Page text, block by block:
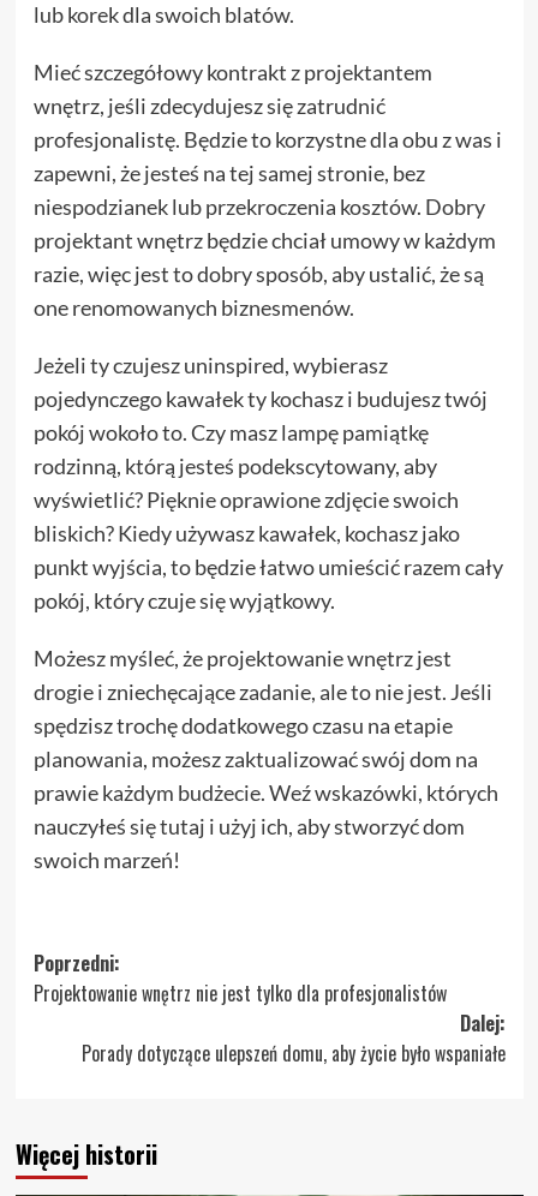
lub korek dla swoich blatów.
Mieć szczegółowy kontrakt z projektantem
wnętrz, jeśli zdecydujesz się zatrudnić
profesjonalistę. Będzie to korzystne dla obu z was i
zapewni, że jesteś na tej samej stronie, bez
niespodzianek lub przekroczenia kosztów. Dobry
projektant wnętrz będzie chciał umowy w każdym
razie, więc jest to dobry sposób, aby ustalić, że są
one renomowanych biznesmenów.
Jeżeli ty czujesz uninspired, wybierasz
pojedynczego kawałek ty kochasz i budujesz twój
pokój wokoło to. Czy masz lampę pamiątkę
rodzinną, którą jesteś podekscytowany, aby
wyświetlić? Pięknie oprawione zdjęcie swoich
bliskich? Kiedy używasz kawałek, kochasz jako
punkt wyjścia, to będzie łatwo umieścić razem cały
pokój, który czuje się wyjątkowy.
Możesz myśleć, że projektowanie wnętrz jest
drogie i zniechęcające zadanie, ale to nie jest. Jeśli
spędzisz trochę dodatkowego czasu na etapie
planowania, możesz zaktualizować swój dom na
prawie każdym budżecie. Weź wskazówki, których
nauczyłeś się tutaj i użyj ich, aby stworzyć dom
swoich marzeń!
Zobacz
wpisy
Poprzedni:
Projektowanie wnętrz nie jest tylko dla profesjonalistów
Dalej:
Porady dotyczące ulepszeń domu, aby życie było wspaniałe
Więcej historii